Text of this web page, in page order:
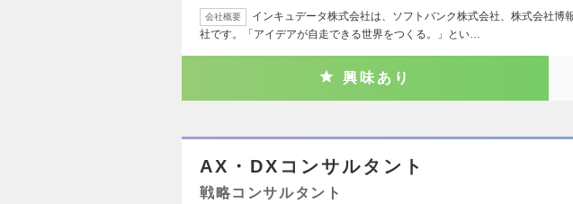
会社概要
インキュデータ株式会社は、ソフトバンク株式会社、株式会社博
社です。「アイデアが自走できる世界をつくる。」とい…
興味あり
AX・DXコンサルタント
戦略コンサルタント